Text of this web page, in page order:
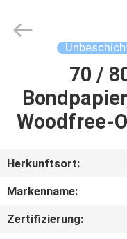
HAUSE
ÜBER
UNS
CO.,LTD.
70 /
Woodfree-
Herkunftsort:
Markenname:
Zertifizierung: